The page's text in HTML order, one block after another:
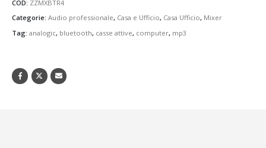
COD: ZZMXBTR4
Categorie: Audio professionale, Casa e Ufficio, Casa Ufficio, Mixer
Tag: analogic, bluetooth, casse attive, computer, mp3